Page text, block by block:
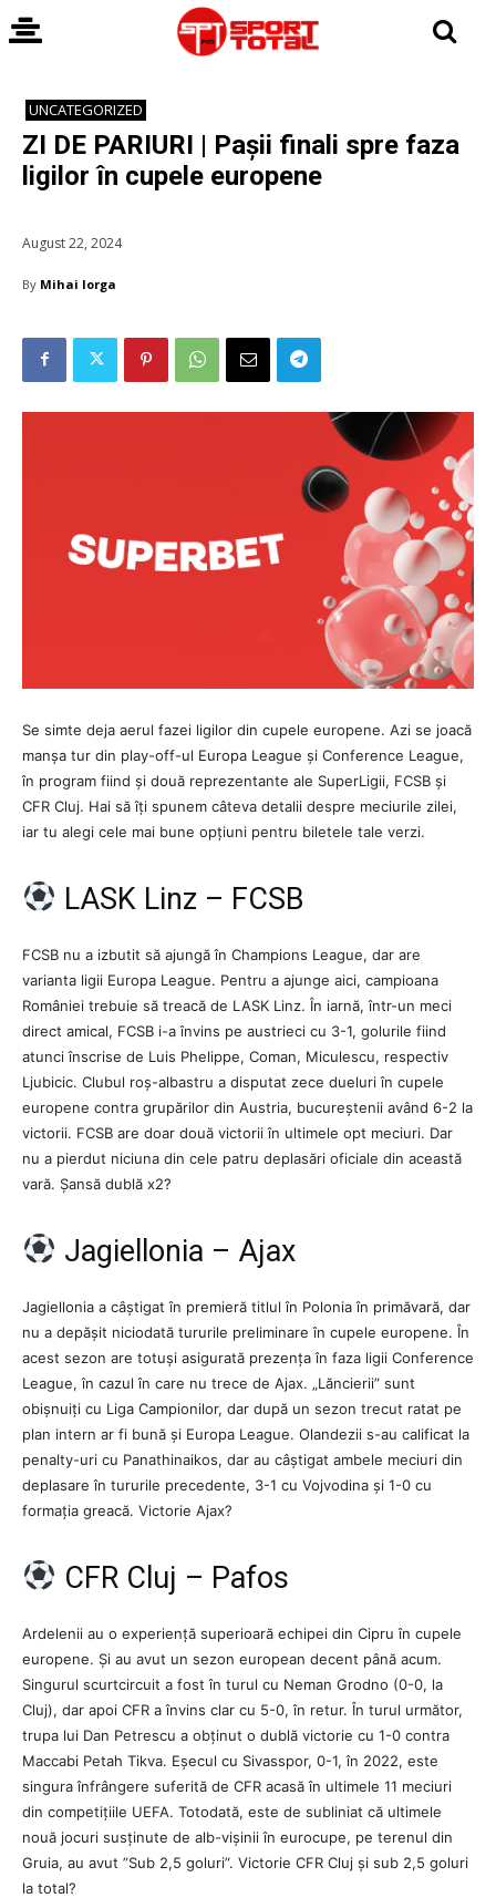
UNCATEGORIZED
ZI DE PARIURI | Pașii finali spre faza
ligilor în cupele europene
August 22, 2024
By Mihai Iorga
Se simte deja aerul fazei ligilor din cupele europene. Azi se joacă
manșa tur din play-off-ul Europa League și Conference League,
în program fiind și două reprezentante ale SuperLigii, FCSB și
CFR Cluj. Hai să îți spunem câteva detalii despre meciurile zilei,
iar tu alegi cele mai bune opțiuni pentru biletele tale verzi.
LASK Linz – FCSB
FCSB nu a izbutit să ajungă în Champions League, dar are
varianta ligii Europa League. Pentru a ajunge aici, campioana
României trebuie să treacă de LASK Linz. În iarnă, într-un meci
direct amical, FCSB i-a învins pe austrieci cu 3-1, golurile fiind
atunci înscrise de Luis Phelippe, Coman, Miculescu, respectiv
Ljubicic. Clubul roș-albastru a disputat zece dueluri în cupele
europene contra grupărilor din Austria, bucureștenii având 6-2 la
victorii. FCSB are doar două victorii în ultimele opt meciuri. Dar
nu a pierdut niciuna din cele patru deplasări oficiale din această
vară. Șansă dublă x2?
Jagiellonia – Ajax
Jagiellonia a câștigat în premieră titlul în Polonia în primăvară, dar
nu a depășit niciodată tururile preliminare în cupele europene. În
acest sezon are totuși asigurată prezența în faza ligii Conference
League, în cazul în care nu trece de Ajax. „Lăncierii” sunt
obișnuiți cu Liga Campionilor, dar după un sezon trecut ratat pe
plan intern ar fi bună și Europa League. Olandezii s-au calificat la
penalty-uri cu Panathinaikos, dar au câștigat ambele meciuri din
deplasare în tururile precedente, 3-1 cu Vojvodina și 1-0 cu
formația greacă. Victorie Ajax?
CFR Cluj – Pafos
Ardelenii au o experiență superioară echipei din Cipru în cupele
europene. Și au avut un sezon european decent până acum.
Singurul scurtcircuit a fost în turul cu Neman Grodno (0-0, la
Cluj), dar apoi CFR a învins clar cu 5-0, în retur. În turul următor,
trupa lui Dan Petrescu a obținut o dublă victorie cu 1-0 contra
Maccabi Petah Tikva. Eșecul cu Sivasspor, 0-1, în 2022, este
singura înfrângere suferită de CFR acasă în ultimele 11 meciuri
din competițiile UEFA. Totodată, este de subliniat că ultimele
nouă jocuri susținute de alb-vișinii în eurocupe, pe terenul din
Gruia, au avut ”Sub 2,5 goluri”. Victorie CFR Cluj și sub 2,5 goluri
la total?